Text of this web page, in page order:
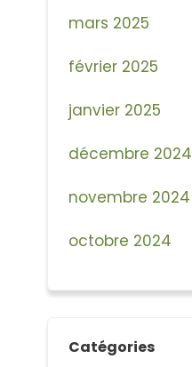
mars 2025
février 2025
janvier 2025
décembre 2024
novembre 2024
octobre 2024
Catégories